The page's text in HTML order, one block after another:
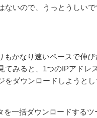
いので、うっとうしいで
かなり速いペースで伸び
みると、1つのIPアドレ
をダウンロードしようとし
を一括ダウンロードするツ